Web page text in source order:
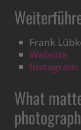
Frank
Website
Instagram
What